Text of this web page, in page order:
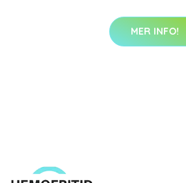
MER INFO!